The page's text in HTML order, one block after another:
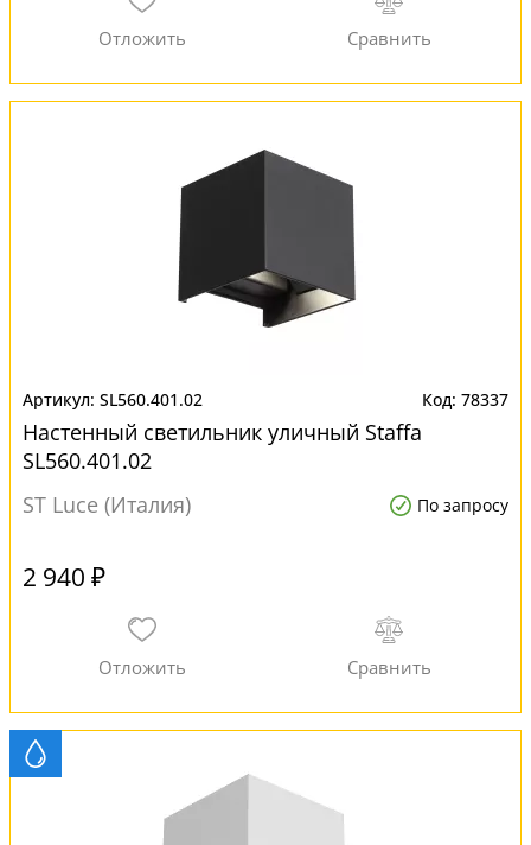
SL560.401.02 78337
Настенный светильник уличный Staffa
SL560.401.02
ST Luce (Италия)
По запросу
2 940 ₽